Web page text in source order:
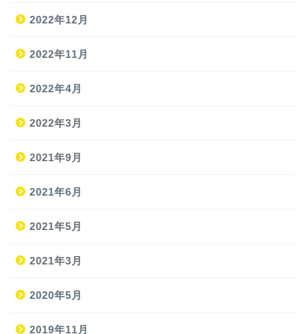
2022年12月
2022年11月
2022年4月
2022年3月
2021年9月
2021年6月
2021年5月
2021年3月
2020年5月
2019年11月